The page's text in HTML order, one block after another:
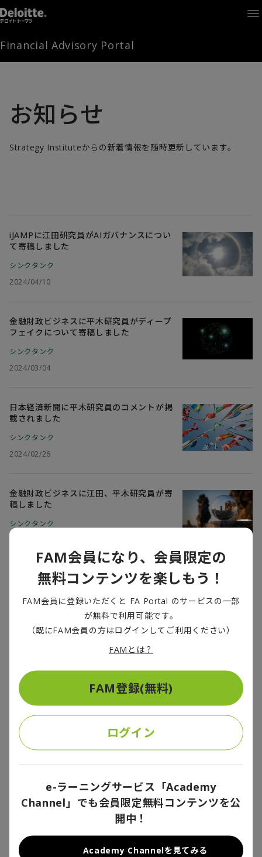
Home
Times
Channel
Library
お問い合わせ
ログイン FAM会員登録
Financial Advisory Portal
お知らせ
Strategy Instituteからの新着情報を随時更新しています。
iJAMPに江田研究員がAIガバナンスについ
て寄稿しました
シンクタンク
2024/04/10
金融財政ビジネスに平木研究員がディープ
フェイクについて寄稿しました
シンクタンク
2024/03/04
日本経済新聞に平木研究員のコメントが掲
載されました
シンクタンク
2024/02/26
金融財政ビジネスに江田、平木研究員が寄
稿しました
シンクタンク
East Asia Forumに江田、平木研究員のレ
週刊東洋経済に永田研究員のレポートが紹
シンクタンク
2023/08/21
日経フィナンシャルに奥田研究員が寄稿し
ました
2023/08/21
公研に江田研究員が寄稿しました
シンクタンク
FAM会員になり、会員限定の
無料コンテンツを楽しもう！
FAM会員に登録いただくと FA Portal のサービスの一部
が無料で利用可能です。
（既にFAM会員の方はログインしてご利用ください）
FAMとは？
FAM登録(無料)
ログイン
e-ラーニングサービス「Academy
Channel」でも会員限定無料コンテンツを公
開中！
Academy Channelを見てみる